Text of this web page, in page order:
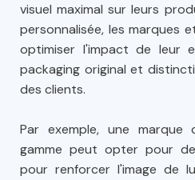
visuel maximal sur leurs
personnalisée, les marques
optimiser l'impact de leur
packaging original et
des clients.
Par exemple, une
gamme peut opter pour
pour renforcer l'image de